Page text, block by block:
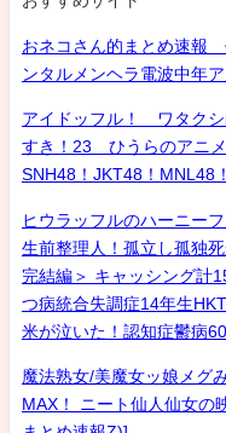
おネコさん的まとめ速報
ンタルメンヘラ電波中年
アイドッフル！ ワタク
すき！23 ひうらのアニ
SNH48！JKT48！MNL48
ヒウラッフルのハーニー
生前整理人！孤立し孤独
完結編＞ キャッシング計
つ病統合失調症14年生
米が泣いた！認知症鬱病
魔法熟女/美魔女ッ娘メグ
MAX！ ニート仙人仙女の